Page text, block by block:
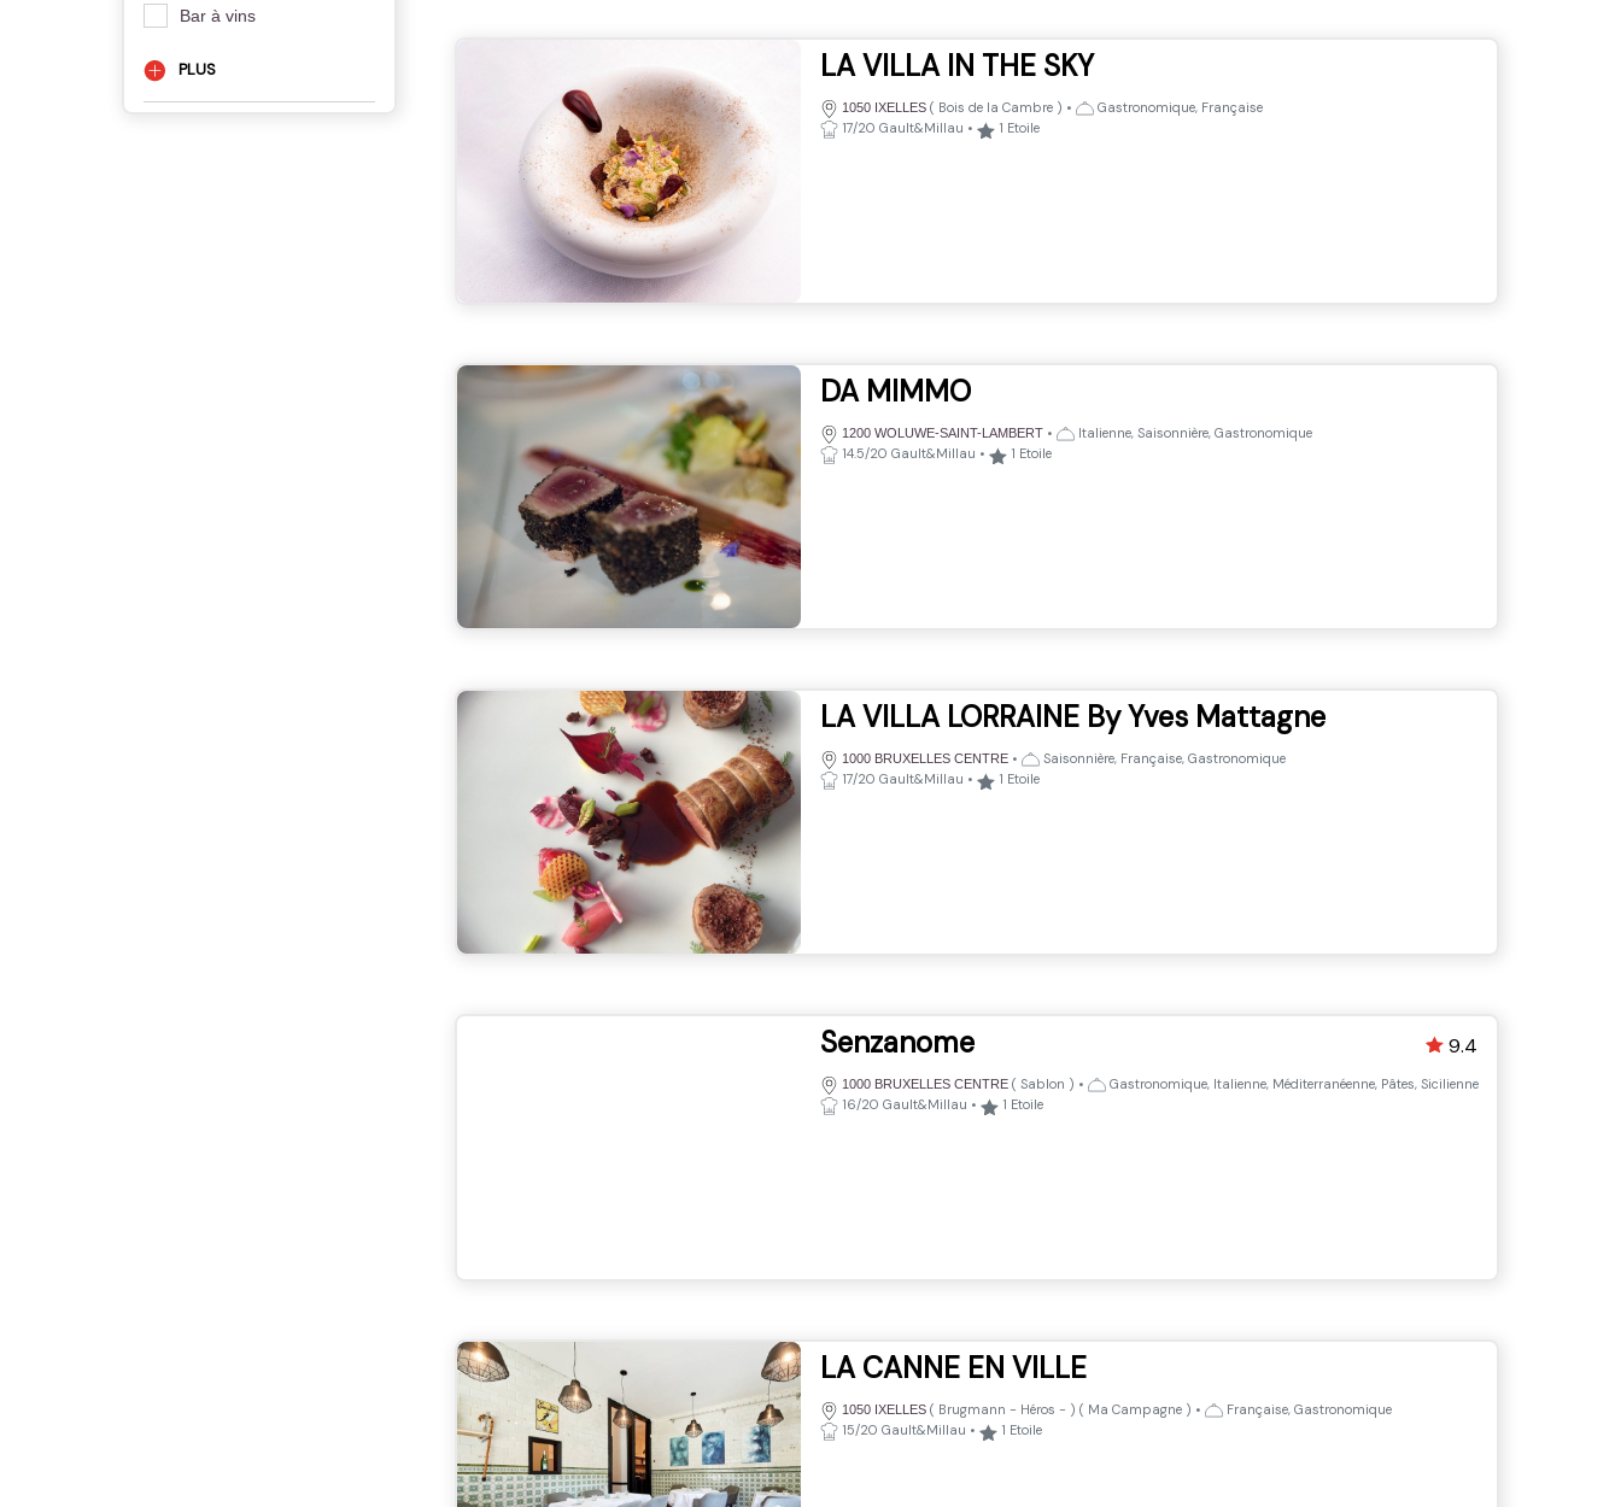
Bar à vins
PLUS LA VILLA IN THE SKY
1050 IXELLES ( Bois de la Cambre) •
Gastronomique, Française
17/20 Gault&Millau • 1 Etoile
DA MIMMO
1200 WOLUWE-SAINT-LAMBERT •
Italienne, Saisonnière, Gastronomique
14.5/20 Gault&Millau • 1 Etoile
LA VILLA LORRAINE By Yves Mattagne
1000 BRUXELLES CENTRE •
Saisonnière, Française, Gastronomique
17/20 Gault&Millau • 1 Etoile
Senzanome
1000 BRUXELLES CENTRE ( Sablon ) •
Gastronomique, Italienne, Méditerranéenne, Pâtes, Sicilienne
16/20 Gault&Millau • 1 Etoile
9.4
LA CANNE EN VILLE
1050 IXELLES ( Brugmann - Héros - ) ( Ma Campagne) •
Française, Gastronomique
15/20 Gault&Millau • 1 Etoile